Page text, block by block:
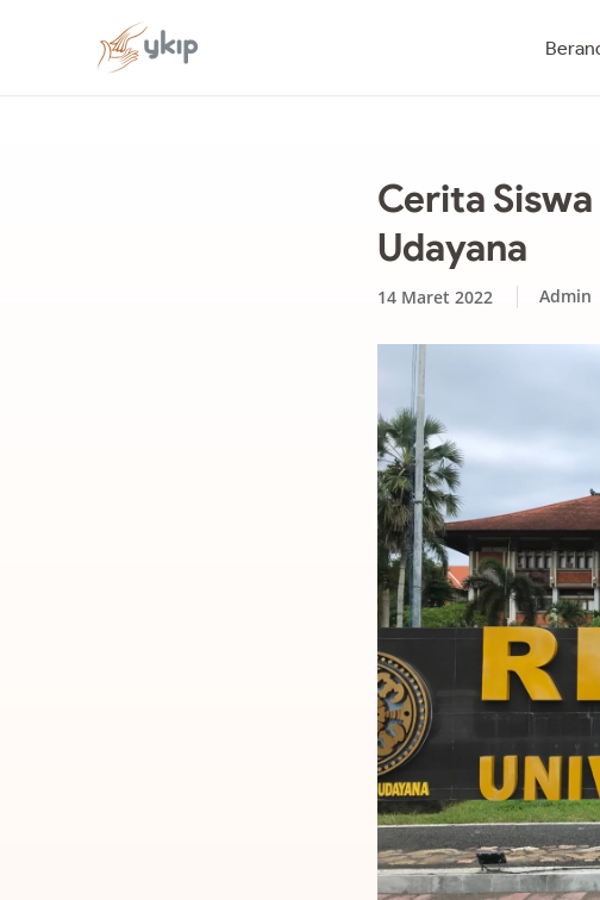
Cerita
Udayana
14 Maret 2022 Admin